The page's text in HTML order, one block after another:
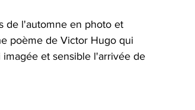
de l'automne en photo et
poème de Victor Hugo qui
et sensible l'arrivée de